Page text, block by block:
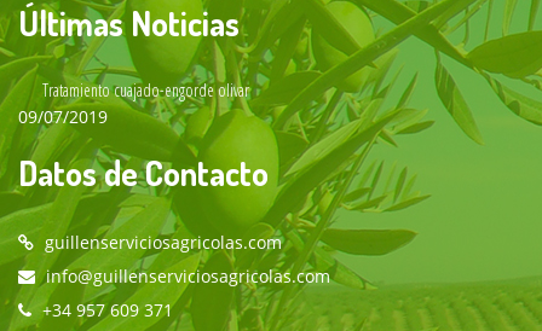
Últimas Noticias
Tratamiento cuajado-engorde olivar
09/07/2019
Datos de Contacto
guillenserviciosagricolas.com
info@guillenserviciosagricolas.com
+34 957 609 371